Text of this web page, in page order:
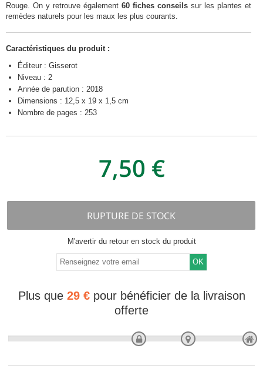
Rouge. On y retrouve également 60 fiches conseils sur les plantes et
remèdes naturels pour les maux les plus courants.
Caractéristiques du produit :
Éditeur : Gisserot
Niveau : 2
Année de parution : 2018
Dimensions : 12,5 x 19 x 1,5 cm
Nombre de pages : 253
7,50 €
RUPTURE DE STOCK
M'avertir du retour en stock du produit
OK
Plus que 29 €pour bénéficier de la livraison
offerte